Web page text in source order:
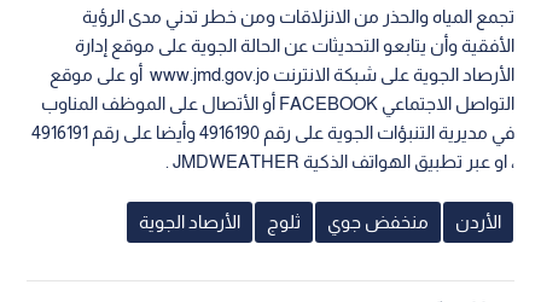
تجمع المياه والحذر من الانزلاقات ومن خطر تدني مدى الرؤية
الأفقية وأن يتابعو التحديثات عن الحالة الجوية على موقع إدارة
الأرصاد الجوية على شبكة الانترنت www.jmd.gov.jo أو على موقع
التواصل الاجتماعي FACEBOOK أو الأتصال على الموظف المناوب
في مديرية التنبؤات الجوية على رقم 4916190 وأيضا على رقم 4916191
، او عبر تطبيق الهواتف الذكية JMDWEATHER .
الأردن منخفض جوي ثلوج الأرصاد الجوية